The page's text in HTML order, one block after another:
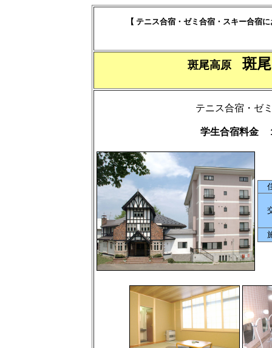
【 テニス合宿・ゼミ合宿・スキー合
斑尾高原 斑
テニス合宿・ゼ
学生合宿料金